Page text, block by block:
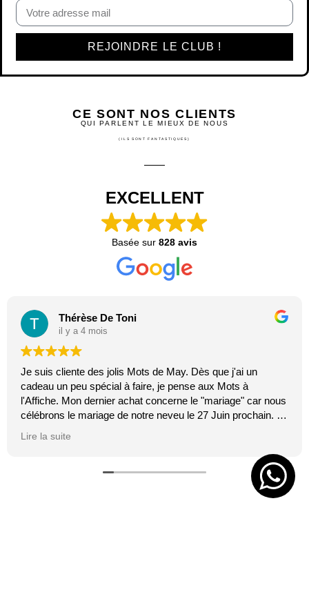
REJOINDRE LE CLUB !
CE SONT NOS CLIENTS
QUI PARLENT LE MIEUX DE NOUS
(ILS SONT FANTASTIQUES)
EXCELLENT
Basée sur 828 avis
Thérèse De Toni
il y a 4 mois
Je suis cliente des jolis Mots de May. Dès que j'ai un
cadeau un peu spécial à faire, je pense aux Mots à
l'Affiche. Mon dernier achat concerne le "mariage" car nous
célébrons le mariage de notre neveu le 27 Juin prochain. Je
Lire la suite